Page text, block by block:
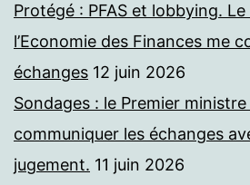
Protégé : PFAS et lobbying.
l’Economie des Finances me
échanges 12 juin 2026
Sondages : le Premier
communiquer les échanges
jugement. 11 juin 2026